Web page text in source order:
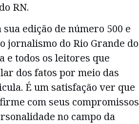
RN.
edição de número 500 e
jornalismo do Rio Grande do
e todos os leitores que
dos fatos por meio das
É um satisfação ver que
com seus compromissos
no campo da